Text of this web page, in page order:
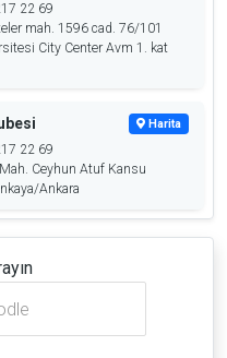
22 69
mah. 1596 cad. 76/101
City Center Avm 1. kat
Harita
22 69
Ceyhun Atuf Kansu
Ankara